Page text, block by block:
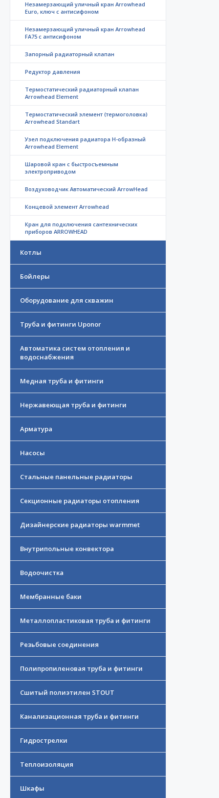
Незамерзающий уличный кран Arrowhead
Euro, ключ с антисифоном
Незамерзающий уличный кран Arrowhead
FA75 с антисифоном
Запорный радиаторный клапан
Редуктор давления
Термостатический радиаторный клапан
Arrowhead Element
Термостатический элемент (термоголовка)
Arrowhead Standart
Узел подключения радиатора H-образный
Arrowhead Element
Шаровой кран с быстросъемным
электроприводом
Воздуховодчик Автоматический ArrowHead
Концевой элемент Arrowhead
Кран для подключения сантехнических
приборов ARROWHEAD
Котлы
Бойлеры
Оборудование для скважин
Труба и фитинги Uponor
Автоматика систем отопления и
водоснабжения
Медная труба и фитинги
Нержавеющая труба и фитинги
Арматура
Насосы
Стальные панельные радиаторы
Секционные радиаторы отопления
Дизайнерские радиаторы warmmet
Внутрипольные конвектора
Водоочистка
Мембранные баки
Металлопластиковая труба и фитинги
Резьбовые соединения
Полипропиленовая труба и фитинги
Сшитый полиэтилен STOUT
Канализационная труба и фитинги
Гидрострелки
Теплоизоляция
Шкафы